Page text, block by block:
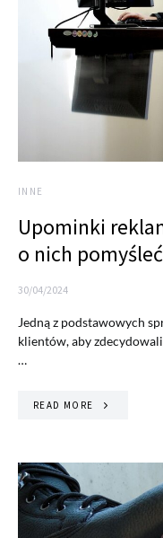
INNE
Upominki
o nich pomyśleć
30/04/2024
Jedną z podstawowych
klientów, aby
…
READ MORE